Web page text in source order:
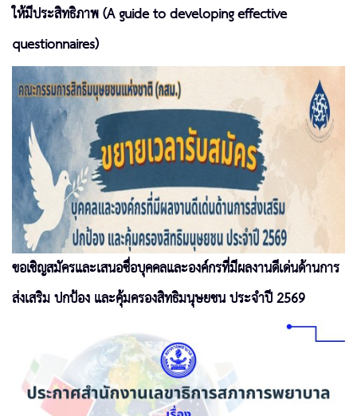
ให้มีประสิทธิภาพ (A guide to developing effective
questionnaires)
ขอเชิญสมัครและเสนอชื่อบุคคลและองค์กรที่มีผลงานดีเด่นด้านการ
ส่งเสริม ปกป้อง และคุ้มครองสิทธิมนุษยชน ประจำปี 2569